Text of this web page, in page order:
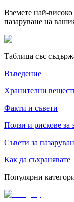
Вземете най-
пазаруване на
Таблица със
Въведение
Хранителни
Факти и съвети
Ползи и рискове за
Съвети за
Как да съхранявате
Популярни